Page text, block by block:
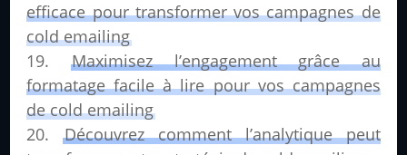
efficace pour transformer vos campagnes de
cold emailing
Maximisez l’engagement grâce au
formatage facile à lire pour vos campagnes
de cold emailing
Découvrez comment l’analytique peut